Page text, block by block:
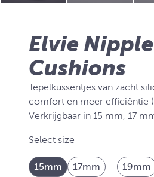
Elvie Nipple
Cushions
Tepelkussentjes van zacht
comfort en meer efficiëntie
Verkrijgbaar in 15 mm, 17
Select size
15mm 17mm 19mm